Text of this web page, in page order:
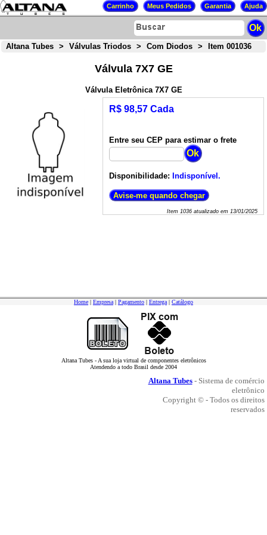
Altana Tubes > Válvulas Triodos > Com Diodos > Item 001036
Válvula 7X7 GE
Válvula Eletrônica 7X7 GE
R$ 98,57 Cada
Entre seu CEP para estimar o frete
Disponibilidade: Indisponível.
Item 1036atualizado em 13/01/2025
Home | Empresa | Pagamento | Entrega | Catálogo
Altana Tubes - A sua loja virtual de componentes eletrônicos
Atendendo a todo Brasil desde 2004
Altana Tubes- Sistema de comércio
eletrônico
Copyright © - Todos os direitos
reservados